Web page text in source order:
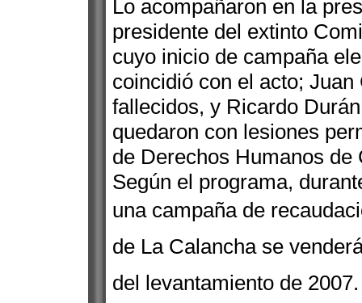
Lo acompañaron en la
presidente del extinto
cuyo inicio de campaña
coincidió con el acto;
fallecidos, y Ricardo
quedaron con lesiones
de Derechos Humanos de
Según el programa,
una campaña de
de La Calancha se
del levantamiento de